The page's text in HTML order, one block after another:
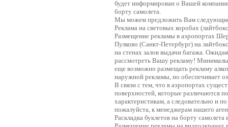
будет информирован о Вашей
борту самолета.
Мы можем предложить Вам
Реклама на световых коробах
Размещение рекламы в аэропортах
Пулково (Санкт-Петербург) на
на стенах залов выдачи багажа.
рассмотреть Вашу рекламу!
еще возможно размещать рекламу
наружной рекламы, но обеспечивает
В связи с тем, что в аэропортах
поверхностей, которые различаются
характеристикам, а следовательно и
пожалуйста, к менеджерам нашего
Раскладка буклетов на борту самолета